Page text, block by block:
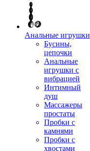
Анальные игрушки
Бусины,
цепочки
Анальные
игрушки с
вибрацией
Интимный
душ
Массажеры
простаты
Пробки с
камнями
Пробки с
хвостами